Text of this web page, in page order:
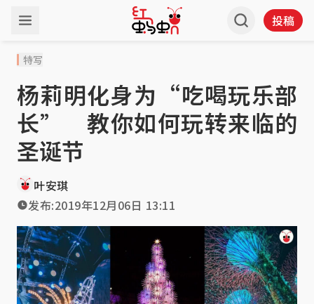
投稿
特写
杨莉明化身为“吃喝玩乐部
长” 教你如何玩转来临的
圣诞节
叶安琪
发布:2019年12月06日 13:11